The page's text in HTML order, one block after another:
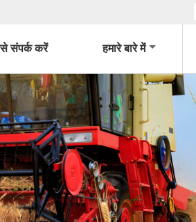
संपर्क करें हमारे बारे में